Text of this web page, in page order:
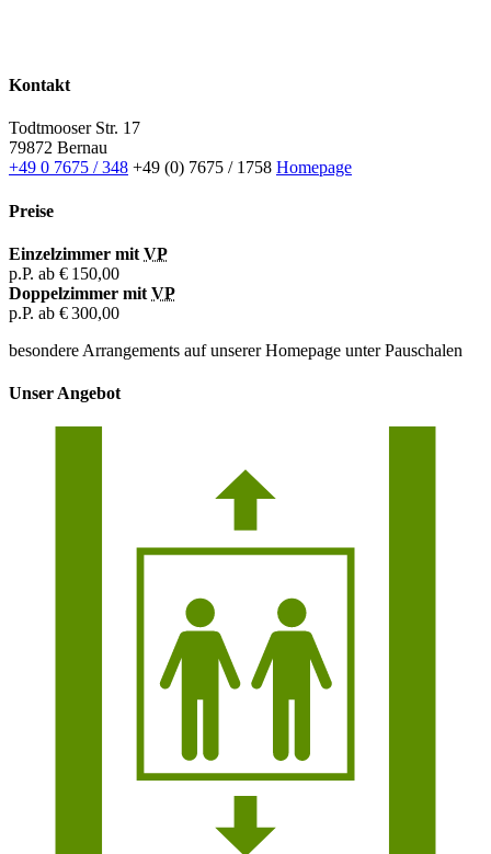
Kontakt
Todtmooser Str. 17
79872 Bernau
+49 0 7675 / 348 +49 (0) 7675 / 1758 Homepage
Preise
Einzelzimmer mit VP
p.P. ab € 150,00
Doppelzimmer mit VP
p.P. ab € 300,00
besondere Arrangements auf unserer Homepage unter Pauschalen
Unser Angebot